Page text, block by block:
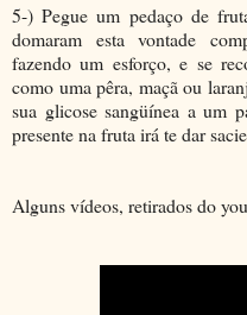
5-) Pegue um pedaço de
domaram esta vontade
fazendo um esforço, e se
como uma pêra, maçã ou
sua glicose sangüínea a um
presente na fruta irá te dar
Alguns vídeos, retirados do